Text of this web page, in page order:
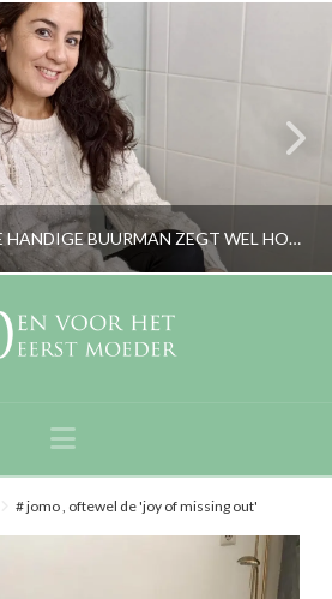
WAT ALS DAT WAT DIE HANDIGE BUURMAN ZEGT WEL HOUT SNIJDT?
RORYBLOKZIJL
Navigation
# jomo , oftewel de 'joy of missing out'